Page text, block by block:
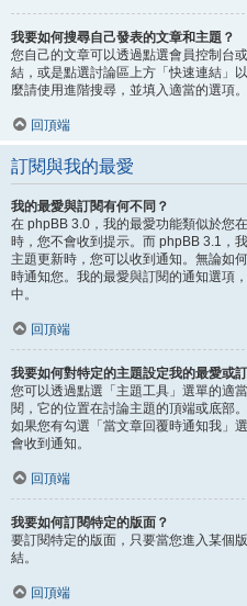
我要如何搜尋自己發表的文章和主題？
您自己的文章可以透過點選會員控制台
結，或是點選討論區上方「快速連結」
麼請使用進階搜尋，並填入適當的選項。
回頂端
訂閱與我的最愛
我的最愛與訂閱有何不同？
在 phpBB 3.0，我的最愛功能類似於您
時，您不會收到提示。而 phpBB 3.1，
主題更新時，您可以收到通知。無論如
時通知您。我的最愛與訂閱的通知選項
中。
回頂端
我要如何對特定的主題設定我的最愛或
您可以透過點選「主題工具」選單的適
閱，它的位置在討論主題的頂端或底部。
如果您有勾選「當文章回覆時通知我」
會收到通知。
回頂端
我要如何訂閱特定的版面？
要訂閱特定的版面，只要當您進入某個
結。
回頂端